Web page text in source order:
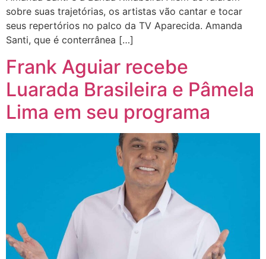
sobre suas trajetórias, os artistas vão cantar e tocar
seus repertórios no palco da TV Aparecida. Amanda
Santi, que é conterrânea […]
Frank Aguiar recebe
Luarada Brasileira e Pâmela
Lima em seu programa